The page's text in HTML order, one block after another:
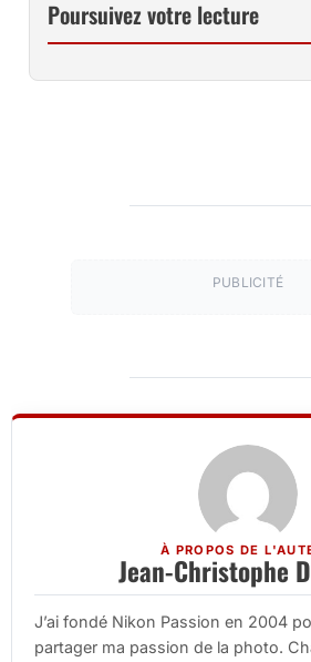
Poursuivez votre lecture
PUBLICITÉ
À PROPOS DE
Jean-Christophe
J’ai fondé Nikon Passion en 2004
partager ma passion de la photo.